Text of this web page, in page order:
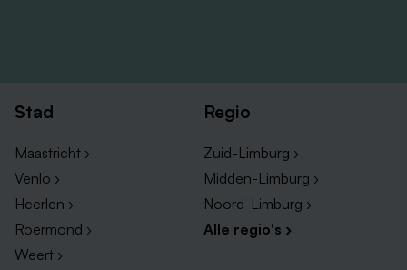
Stad
Maastricht ›
Venlo ›
Heerlen ›
Roermond ›
Weert ›
Regio
Zuid-Limburg ›
Midden-Limburg ›
Noord-Limburg ›
Alle regio's ›